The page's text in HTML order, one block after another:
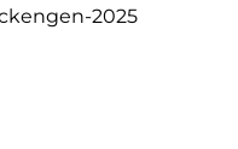
2025